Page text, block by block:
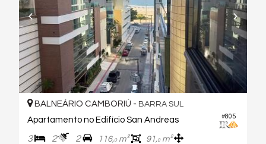
#805
BALNEÁRIO CAMBORIÚ - BARRA SUL
Apartamento no Edifício San Andreas
3 2 2 116,0m² 91,0m²